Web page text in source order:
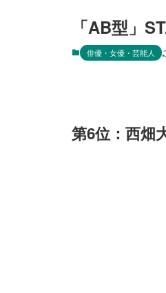
「AB型」
俳優・女優・芸能人
第6位：西畑